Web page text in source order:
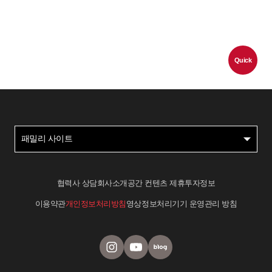
Quick
패밀리 사이트
협력사 상담회사소개 공간 컨텐츠 제휴투자정보
이용약관개인정보처리방침 영상정보처리기기 운영관리 방침